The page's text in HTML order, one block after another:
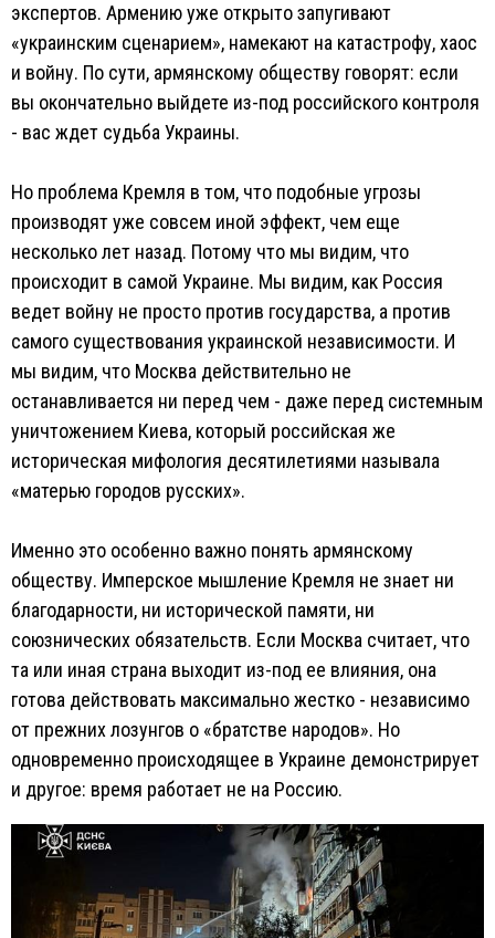
экспертов. Армению уже открыто запугивают
«украинским сценарием», намекают на катастрофу, хаос
и войну. По сути, армянскому обществу говорят: если
вы окончательно выйдете из-под российского контроля
- вас ждет судьба Украины.
Но проблема Кремля в том, что подобные угрозы
производят уже совсем иной эффект, чем еще
несколько лет назад. Потому что мы видим, что
происходит в самой Украине. Мы видим, как Россия
ведет войну не просто против государства, а против
самого существования украинской независимости. И
мы видим, что Москва действительно не
останавливается ни перед чем - даже перед системным
уничтожением Киева, который российская же
историческая мифология десятилетиями называла
«матерью городов русских».
Именно это особенно важно понять армянскому
обществу. Имперское мышление Кремля не знает ни
благодарности, ни исторической памяти, ни
союзнических обязательств. Если Москва считает, что
та или иная страна выходит из-под ее влияния, она
готова действовать максимально жестко - независимо
от прежних лозунгов о «братстве народов». Но
одновременно происходящее в Украине демонстрирует
и другое: время работает не на Россию.